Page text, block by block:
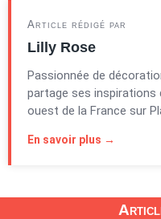
Article rédigé par
Lilly Rose
Passionnée de
partage ses inspirations
ouest de la France sur
En savoir plus →